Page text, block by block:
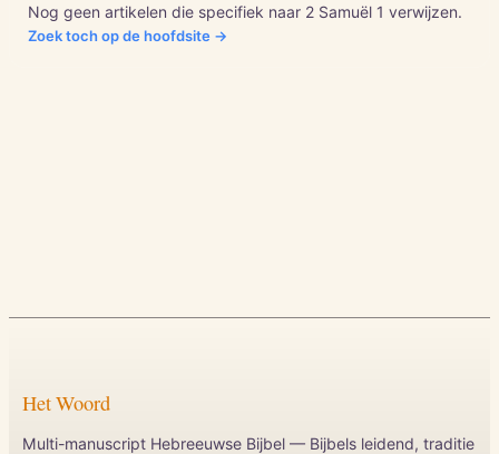
Nog geen artikelen die specifiek naar 2 Samuël 1 verwijzen.
Zoek toch op de hoofdsite →
Het Woord
Multi-manuscript Hebreeuwse Bijbel — Bijbels leidend, traditie